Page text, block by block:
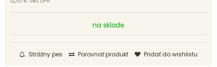
na sklade
Strážny pes Porovnať produkt Pridať do wishlistu